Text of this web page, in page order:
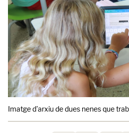
Imatge d'arxiu de dues nenes que